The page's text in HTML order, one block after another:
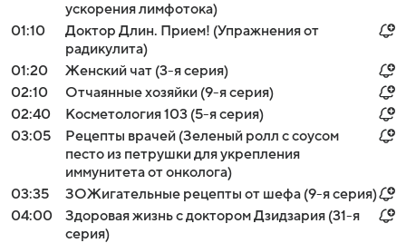
ускорения лимфотока)
01:10
Доктор Длин. Прием! (Упражнения от
радикулита)
01:20
Жeнский чат (3-я серия)
02:10
Отчаянные хозяйки (9-я серия)
02:40
Косметология 103 (5-я серия)
03:05
Рецепты врачей (Зеленый ролл с соусом
песто из петрушки для укрепления
иммунитета от онколога)
03:35
ЗОЖигательные рецепты от шефа (9-я серия)
04:00
Здоровая жизнь с доктором Дзидзария (31-я
серия)